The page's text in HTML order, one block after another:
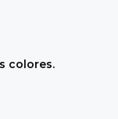
colores.